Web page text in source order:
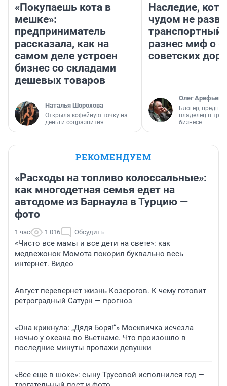
«Покупаешь кота в
мешке»:
предприниматель
рассказала, как на
самом деле устроен
бизнес со складами
дешевых товаров
Наталья Шорохова
Открыла кофейную точку на
деньги соцразвития
Наследие,
чудом не
транспортный
разнес миф о
советских
Олег Арефьев
Блогер,
владелец в
бизнесе
РЕКОМЕНДУЕМ
«Расходы на топливо колоссальные»:
как многодетная семья едет на
автодоме из Барнаула в Турцию —
фото
1 час 1 016 Обсудить
«Чисто все мамы и все дети на свете»: как
медвежонок Момота покорил буквально весь
интернет. Видео
Август перевернет жизнь Козерогов. К чему готовит
ретроградный Сатурн — прогноз
«Она крикнула: „Дядя Боря!“» Москвичка исчезла
ночью у океана во Вьетнаме. Что произошло в
последние минуты пропажи девушки
«Все еще в шоке»: сыну Трусовой исполнился год —